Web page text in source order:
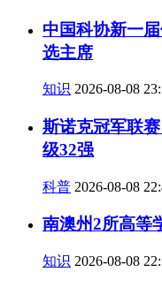
中国科协新一
选主席
知识 2026-08-08
斯诺克冠军联
级32强
科普 2026-08-08
南澳州2所高等
知识 2026-08-08